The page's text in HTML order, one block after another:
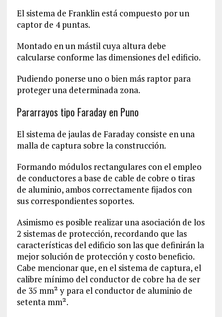
El sistema de Franklin está compuesto por un
captor de 4 puntas.
Montado en un mástil cuya altura debe
calcularse conforme las dimensiones del edificio.
Pudiendo ponerse uno o bien más raptor para
proteger una determinada zona.
Pararrayos tipo Faraday en Puno
El sistema de jaulas de Faraday consiste en una
malla de captura sobre la construcción.
Formando módulos rectangulares con el empleo
de conductores a base de cable de cobre o tiras
de aluminio, ambos correctamente fijados con
sus correspondientes soportes.
Asimismo es posible realizar una asociación de los
2 sistemas de protección, recordando que las
características del edificio son las que definirán la
mejor solución de protección y costo beneficio.
Cabe mencionar que, en el sistema de captura, el
calibre mínimo del conductor de cobre ha de ser
de 35 mm² y para el conductor de aluminio de
setenta mm².